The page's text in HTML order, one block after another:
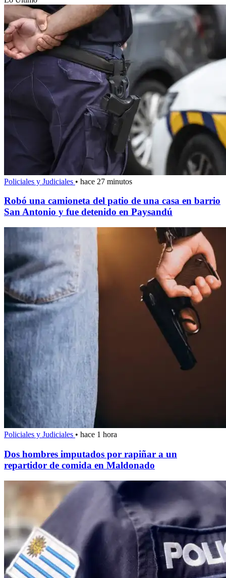
Policiales y Judiciales • hace 27 minutos
Robó una camioneta del patio de una casa en barrio
San Antonio y fue detenido en Paysandú
Policiales y Judiciales • hace 1 hora
Dos hombres imputados por rapiñar a un
repartidor de comida en Maldonado